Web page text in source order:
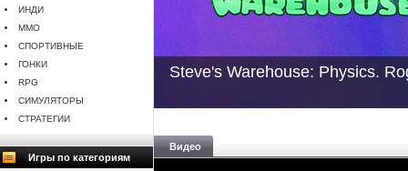
ИНДИ
MMO
СПОРТИВНЫЕ
ГОНКИ
RPG
СИМУЛЯТОРЫ
СТРАТЕГИИ
Игры по категориям
Steve's Warehouse: Physics.
Видео